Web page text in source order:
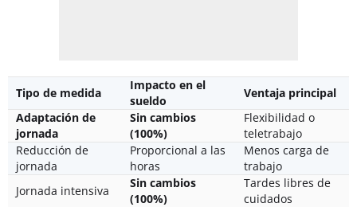
Tipo de medida
Impacto en el
sueldo
Ventaja principal
Adaptación de
jornada
Sin cambios
(100%)
Flexibilidad o
teletrabajo
Reducción de
jornada
Proporcional a las
horas
Menos carga de
trabajo
Jornada intensiva
Sin cambios
(100%)
Tardes libres de
cuidados